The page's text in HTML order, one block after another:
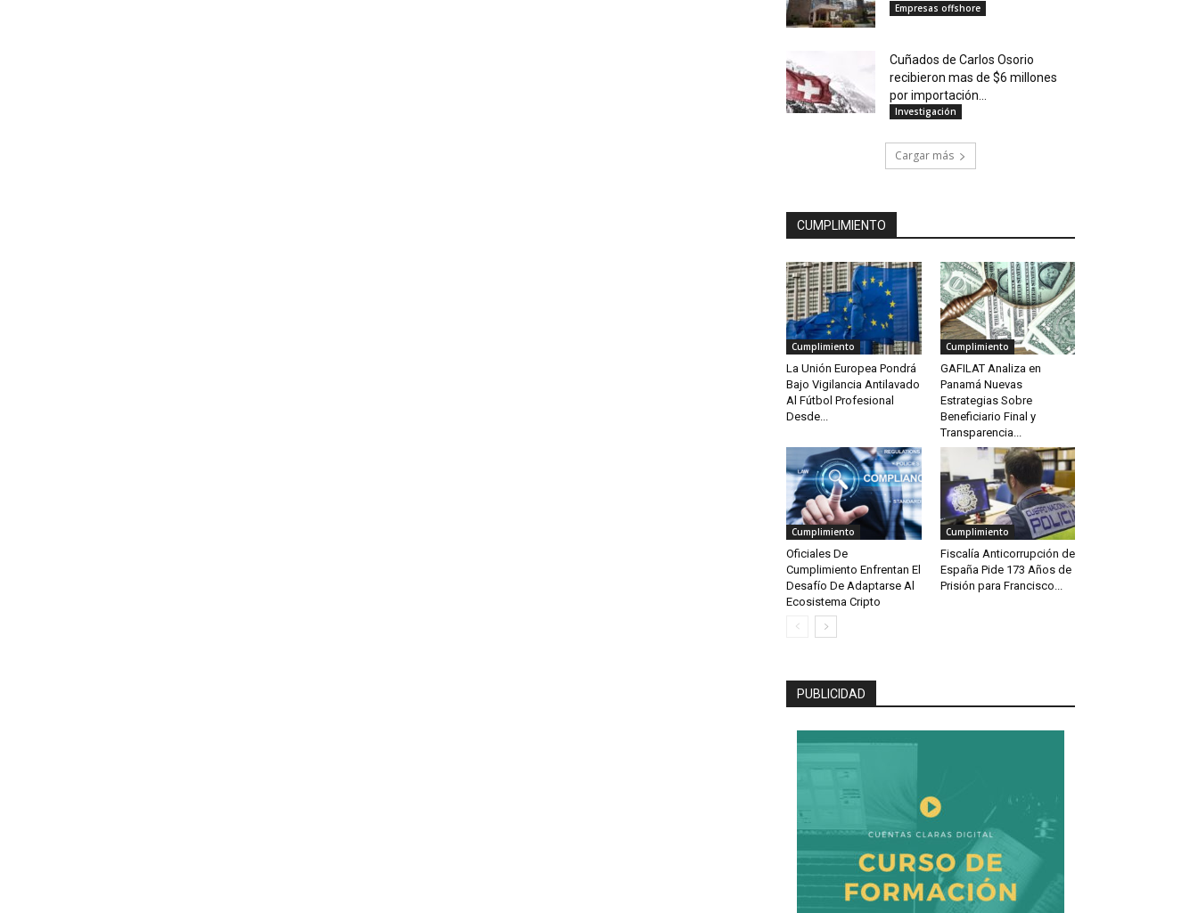
Empresas offshore
Cuñados de Carlos Osorio
recibieron mas de $6 millones
por importación...
Investigación
Cargar más
CUMPLIMIENTO
Cumplimiento
La Unión Europea Pondrá
Bajo Vigilancia Antilavado
Al Fútbol Profesional
Desde...
Cumplimiento
GAFILAT Analiza en
Panamá Nuevas
Estrategias Sobre
Beneficiario Final y
Transparencia...
Cumplimiento
Oficiales De
Cumplimiento Enfrentan El
Desafío De Adaptarse Al
Ecosistema Cripto
Cumplimiento
Fiscalía Anticorrupción de
España Pide 173 Años de
Prisión para Francisco...
PUBLICIDAD